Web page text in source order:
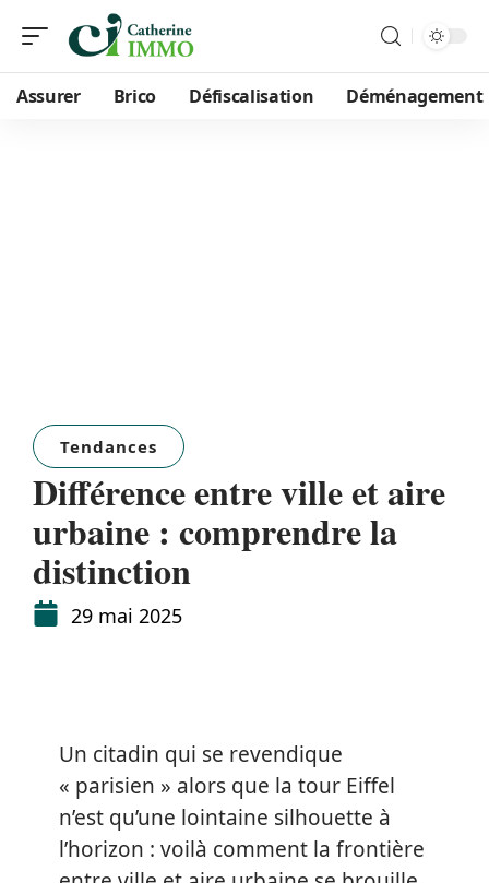
Assurer Brico Défiscalisation Déménagement
Tendances
Différence entre ville et aire
urbaine : comprendre la
distinction
29 mai 2025
Un citadin qui se revendique
« parisien » alors que la tour Eiffel
n’est qu’une lointaine silhouette à
l’horizon : voilà comment la frontière